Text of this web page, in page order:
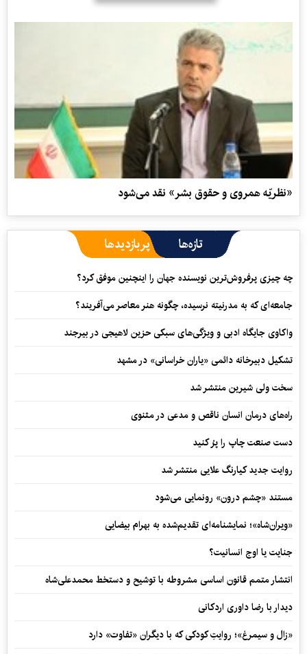
«نظریّه همروی و حقوق بشر» نقد می‌شود
تازه‌ها پربازدیدها
چه چیزی پرفروش‌ترین نویسنده جهان را اینچنین موفق کرد؟
جامعه‌ای که به مدرنیته نرسیده، چگونه هنر معاصر می‌آفریند؟
واکاوی جایگاه ادبی و ویژگی‌های سبکی حزین لاهیجی در بیرجند
تشکیل دبیرخانه دائمی «یاران خراسانی» در مشهد
سخت ولی شیرین منتشر شد
راه‌های درمان انسان ناقص و مدعی در مثنوی
دست صنعت چاپ را پرُ کنید
روایت جدید کیارنگ علایی منتشر شد
مستند «چشم درون» رونمایی می‌شود
«ویران‌شاه»؛ نمایشنامه‌ای تقدیم‌شده به بهرام بیضایی
جنایت یا اوج انسانیت؟
انتشار متمم قانون اساسی مشروطه با توشیح و دستخط محمدعلی‌شاه
دیدار با رضا داوری اردکانی
«زال و سیمرغ»؛ روایتِ کودکی که با دیگران «تفاوت» دارد